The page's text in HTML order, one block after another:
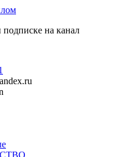
на канал